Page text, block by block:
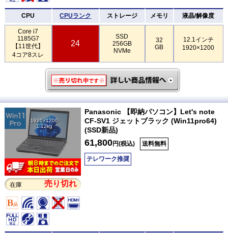
CPU CPUランク ストレージ メモリ 液晶/解像度
Core i7
1185G7
【11世代】
4コア8スレ
24
SSD
256GB
NVMe
32
GB
12.1インチ
1920×1200
1920×1200
1.12kg
在庫 売り切れ
Panasonic 【即納パソコン】Let's note
CF-SV1 ジェットブラック (Win11pro64)
(SSD新品)
61,800円(税込) 送料無料
テレワーク推奨